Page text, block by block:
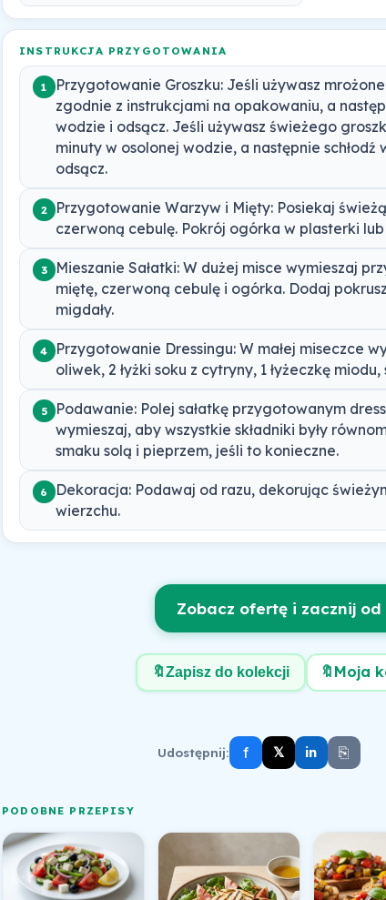
INSTRUKCJA PRZYGOTOWANIA
1
Przygotowanie Groszku: Jeśli używasz
zgodnie z instrukcjami na opakowaniu, a
wodzie i odsącz. Jeśli używasz świeżego
minuty w osolonej wodzie, a następnie
odsącz.
2
Przygotowanie Warzyw i Mięty: Posiekaj
czerwoną cebulę. Pokrój ogórka w plasterki
3
Mieszanie Sałatki: W dużej misce wymieszaj
miętę, czerwoną cebulę i ogórka. Dodaj
migdały.
4 Przygotowanie Dressingu: W małej miseczce
oliwek, 2 łyżki soku z cytryny, 1 łyżeczkę
5
Podawanie: Polej sałatkę przygotowanym
wymieszaj, aby wszystkie składniki były
smaku solą i pieprzem, jeśli to konieczne.
6
Dekoracja: Podawaj od razu, dekorując
wierzchu.
Zobacz ofertę i zacznij
🔖Zapisz do kolekcji 🔖 Moja
Udostępnij: f 𝕏 in ⎘
PODOBNE PRZEPISY